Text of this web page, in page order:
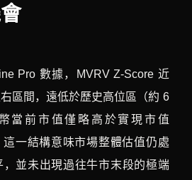
Pro 數據，MVRV Z-Score 近
區間，遠低於歷史高位區（約 6
當前市值僅略高於實現市值
這一結構意味市場整體估值仍處
並未出現過往牛市末段的極端